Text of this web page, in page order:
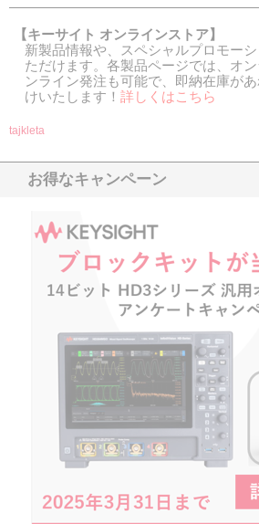
【キーサイト オンラインストア】
新製品情報や、スペシャルプロモー
ただけます。各製品ページでは、オ
ンライン発注も可能で、即納在庫が
けいたします！ 詳しくはこち ら
tajkleta
お得なキャンペーン